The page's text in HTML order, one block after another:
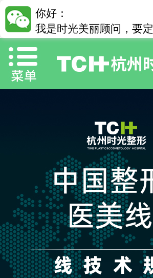
你好：
我是时光美丽顾问，要